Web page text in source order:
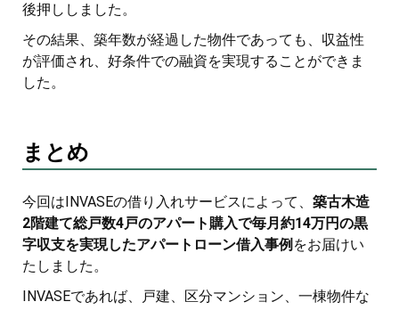
後押ししました。
その結果、築年数が経過した物件であっても、収益性
が評価され、好条件での融資を実現することができま
した。
まとめ
今回はINVASEの借り入れサービスによって、 築古木造
2階建て総戸数4戸のアパート購入で毎月約14万円の黒
字収支を実現したアパートローン借入事例 をお届けい
たしました。
INVASEであれば、戸建、区分マンション、一棟物件な